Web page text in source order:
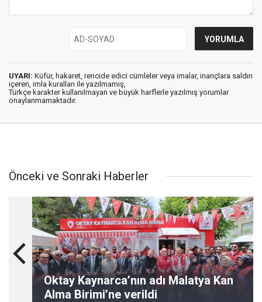
UYARI: Küfür, hakaret, rencide edici cümleler veya imalar, inançlara saldırı
içeren, imla kuralları ile yazılmamış,
Türkçe karakter kullanılmayan ve büyük harflerle yazılmış yorumlar
onaylanmamaktadır.
Önceki ve Sonraki Haberler
Oktay Kaynarca’nın adı Malatya Kan
Alma Birimi’ne verildi